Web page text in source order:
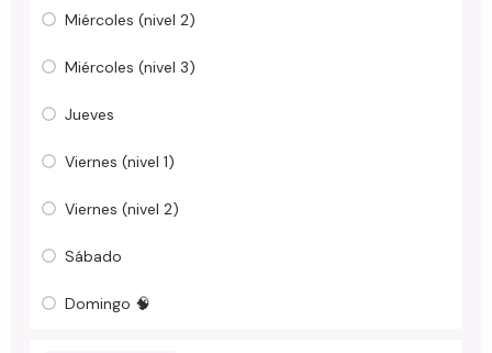
Miércoles (nivel 2)
Miércoles (nivel 3)
Jueves
Viernes (nivel 1)
Viernes (nivel 2)
Sábado
Domingo 🧠